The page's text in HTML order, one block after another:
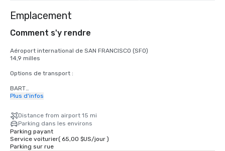
Emplacement
Comment s'y rendre
Aéroport international de SAN FRANCISCO (SFO)
14,9 milles
Options de transport :
BART
Adultes
TRAMWAY
Horaires : du lundi au vendredi de 4 h à minuit, le samedi de 6 h à
minuit, le dimanche de 8 h à minuit.
Gratuit
Plus d'infos
Distance from airport 15 mi
Parking dans les environs
Parking payant
Service voiturier( 65,00 $US/jour)
Parking sur rue